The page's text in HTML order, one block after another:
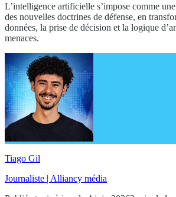
L’intelligence artificielle s’impose comme
des nouvelles doctrines de défense, en
données, la prise de décision et la logique
menaces.
Tiago Gil
Journaliste | Alliancy média